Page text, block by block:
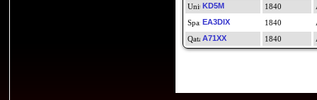
KD5M
1840
EA3DIX
1840
A71XX
1840